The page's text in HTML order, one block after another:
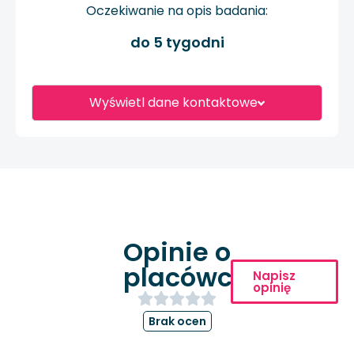
Wyświetl dane kontaktowe
Oczekiwanie na opis badania:
do 5 tygodni
Opinie o
placówce
Brak ocen
Napisz
opinię